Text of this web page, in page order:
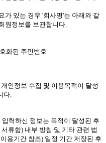
가 있는 경우 '회사명'는 아래와 같
원정보를 보관합니다.
화된 주민번호
인정보 수집 및 이용목적이 달성
다.
력하신 정보는 목적이 달성된 후
류함) 내부 방침 및 기타 관련 법
용기간 참조) 일정 기간 저장된 후